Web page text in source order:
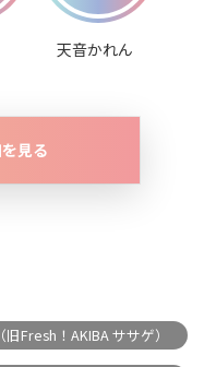
天音かれん
見る
Fresh！AKIBA ササゲ）